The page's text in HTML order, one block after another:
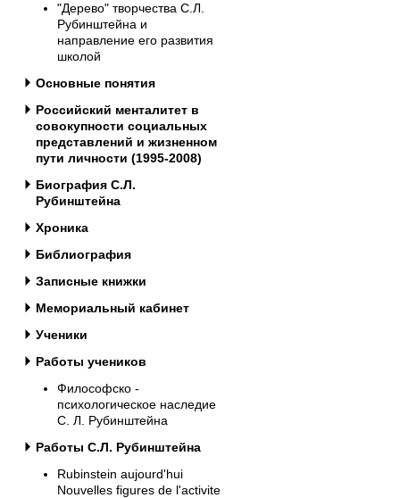
"Дерево" творчества С.Л.
Рубинштейна и
направление его развития
школой
Основные понятия
Российский менталитет в
совокупности социальных
представлений и жизненном
пути личности (1995-2008)
Биография С.Л.
Рубинштейна
Хроника
Библиография
Записные книжки
Мемориальный кабинет
Ученики
Работы учеников
Философско -
психологическое наследие
С. Л. Рубинштейна
Работы С.Л. Рубинштейна
Rubinstein aujourd'hui
Nouvelles figures de l'activite